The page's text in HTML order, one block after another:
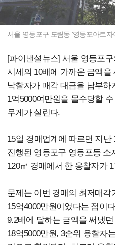
서울 영등포구 도림동 '영등포아트
[파이낸셜뉴스] 서울 영등포
시세의 10배에 가까운 금액을
낙찰자가 매각 대금을 납부하
1억5000여만원을 몰수당할
무게가 실린다.
15일 경매업계에 따르면 지난
진행된 영등포구 영등포동 소
120㎡ 경매에서 한 응찰자가
문제는 이번 경매의 최저매각
15억4000만원이었다는 점이
9.2배에 달하는 금액을 써냈
18억5000만원, 3순위 응찰자